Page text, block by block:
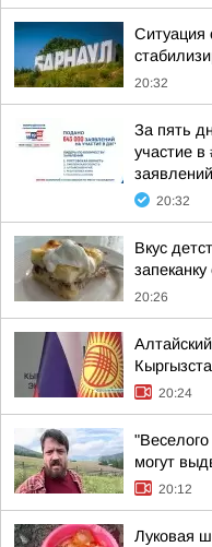
Ситуация
20:32
За пять
участие
заявлений
20:32
Вкус
20:26
20:24
могут
20:12
Луковая